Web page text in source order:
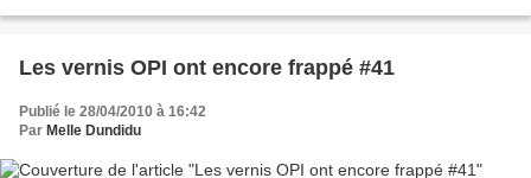
Les vernis OPI ont encore frappé #41
Publié le 28/04/2010 à 16:42
Par Melle Dundidu